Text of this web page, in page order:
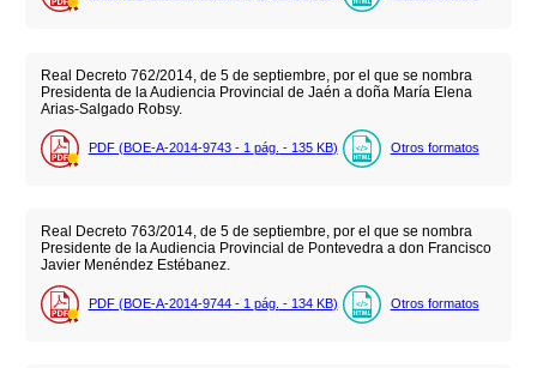
Real Decreto 762/2014, de 5 de septiembre, por el que se nombra
Presidenta de la Audiencia Provincial de Jaén a doña María Elena
Arias-Salgado Robsy.
PDF (BOE-A-2014-9743 - 1 pág. - 135 KB) Otros formatos
Real Decreto 763/2014, de 5 de septiembre, por el que se nombra
Presidente de la Audiencia Provincial de Pontevedra a don Francisco
Javier Menéndez Estébanez.
PDF (BOE-A-2014-9744 - 1 pág. - 134 KB) Otros formatos